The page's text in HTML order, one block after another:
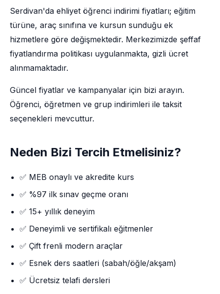
Serdivan'da ehliyet öğrenci indirimi fiyatları; eğitim
türüne, araç sınıfına ve kursun sunduğu ek
hizmetlere göre değişmektedir. Merkezimizde şeffaf
fiyatlandırma politikası uygulanmakta, gizli ücret
alınmamaktadır.
Güncel fiyatlar ve kampanyalar için bizi arayın.
Öğrenci, öğretmen ve grup indirimleri ile taksit
seçenekleri mevcuttur.
Neden Bizi Tercih Etmelisiniz?
✅ MEB onaylı ve akredite kurs
✅ %97 ilk sınav geçme oranı
✅ 15+ yıllık deneyim
✅ Deneyimli ve sertifikalı eğitmenler
✅ Çift frenli modern araçlar
✅ Esnek ders saatleri (sabah/öğle/akşam)
✅ Ücretsiz telafi dersleri